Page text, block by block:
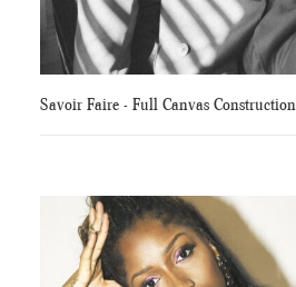
Savoir Faire - Full Canvas Construction